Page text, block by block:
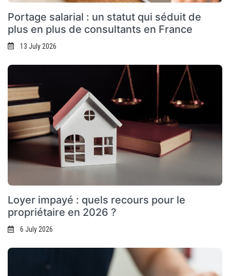
Portage salarial : un statut qui séduit de
plus en plus de consultants en France
13 July 2026
Loyer impayé : quels recours pour le
propriétaire en 2026 ?
6 July 2026